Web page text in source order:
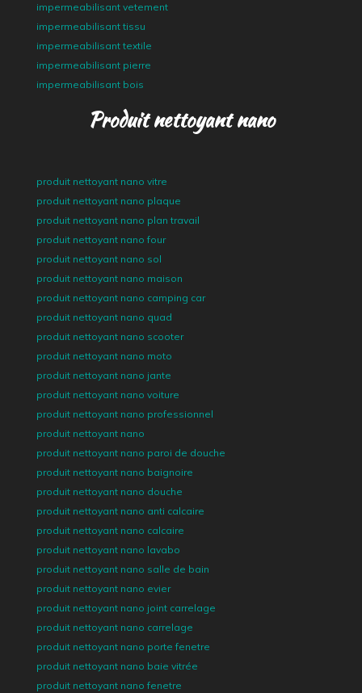
impermeabilisant vetement
impermeabilisant tissu
impermeabilisant textile
impermeabilisant pierre
impermeabilisant bois
Produit nettoyant nano
produit nettoyant nano vitre
produit nettoyant nano plaque
produit nettoyant nano plan travail
produit nettoyant nano four
produit nettoyant nano sol
produit nettoyant nano maison
produit nettoyant nano camping car
produit nettoyant nano quad
produit nettoyant nano scooter
produit nettoyant nano moto
produit nettoyant nano jante
produit nettoyant nano voiture
produit nettoyant nano professionnel
produit nettoyant nano
produit nettoyant nano paroi de douche
produit nettoyant nano baignoire
produit nettoyant nano douche
produit nettoyant nano anti calcaire
produit nettoyant nano calcaire
produit nettoyant nano lavabo
produit nettoyant nano salle de bain
produit nettoyant nano evier
produit nettoyant nano joint carrelage
produit nettoyant nano carrelage
produit nettoyant nano porte fenetre
produit nettoyant nano baie vitrée
produit nettoyant nano fenetre